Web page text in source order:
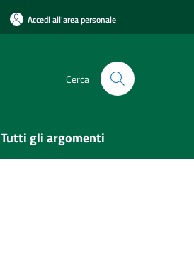
Accedi all'area personale
Cerca
Tutti gli argomenti